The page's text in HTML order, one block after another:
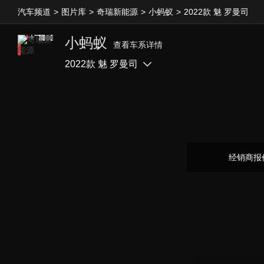
汽车频道 > 图片库 > 奇瑞新能源 > 小蚂蚁 > 2022款 魅 罗曼司
小蚂蚁 查看车系详情
2022款 魅 罗曼司
经销商报